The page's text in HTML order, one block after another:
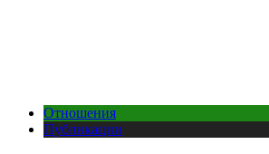
Отношения
Публикации